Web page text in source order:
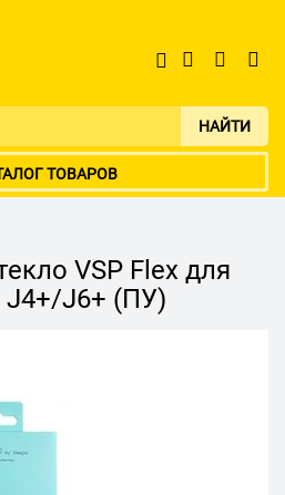
НАЙТИ
ТОВАРОВ
VSP Flex для
J4+/J6+ (ПУ)